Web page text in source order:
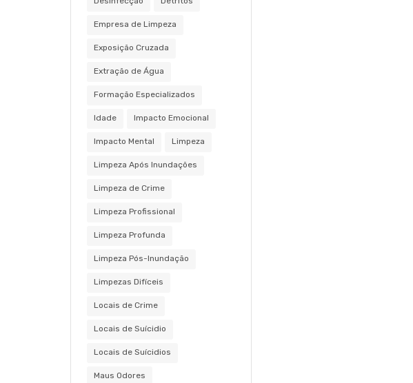
Empresa de Limpeza
Exposição Cruzada
Extração de Água
Formação Especializados
Idade Impacto Emocional
Impacto Mental Limpeza
Limpeza Após Inundações
Limpeza de Crime
Limpeza Profissional
Limpeza Profunda
Limpeza Pós-Inundação
Limpezas Difíceis
Locais de Crime
Locais de Suícidio
Locais de Suícidios
Maus Odores